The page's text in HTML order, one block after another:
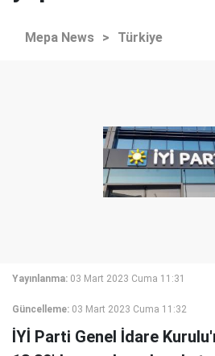
Mepa News > Türkiye
Yayınlanma: 03 Mart 2023 Cuma 11:31
Güncelleme: 03 Mart 2023 Cuma 11:32
İYİ Parti Genel İdare